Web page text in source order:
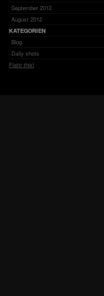
September 2012
August 2012
KATEGORIEN
Blog
Daily shots
Flattr this!